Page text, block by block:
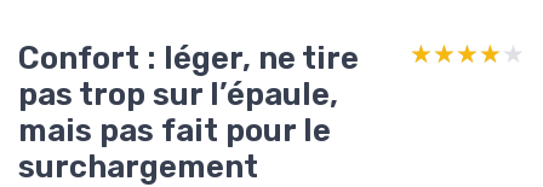
Confort : léger, ne tire
pas trop sur l’épaule,
mais pas fait pour le
surchargement
★★★★★
★★★★★